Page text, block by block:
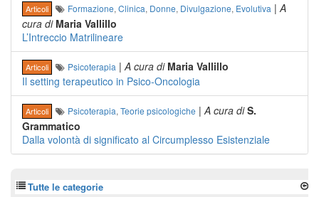
Articoli Formazione,Clinica, Donne, Divulgazione, Evolutiva |A
cura di Maria Vallillo
L’Intreccio Matrilineare
Articoli Psicoterapia |A cura di Maria Vallillo
Il setting terapeutico in Psico-Oncologia
Articoli Psicoterapia,Teorie psicologiche |A cura diS.
Grammatico
Dalla volontà di significato al Circumplesso Esistenziale
Tutte le categorie